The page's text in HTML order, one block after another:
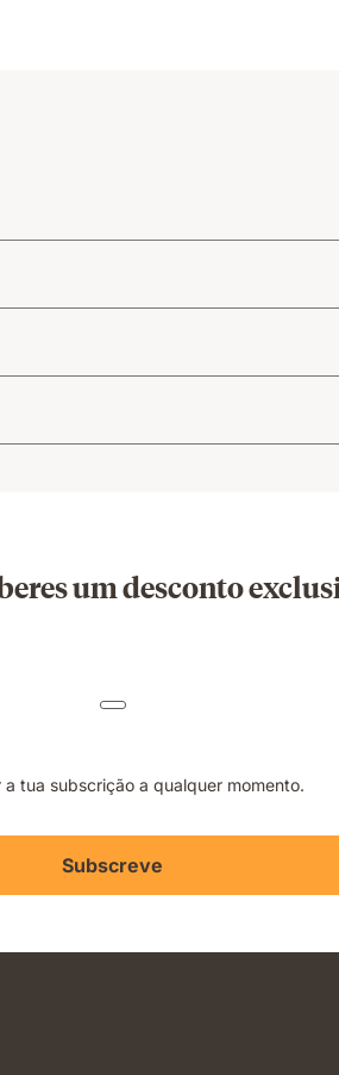
um desconto
tua subscrição a qualquer momento.
Subscreve